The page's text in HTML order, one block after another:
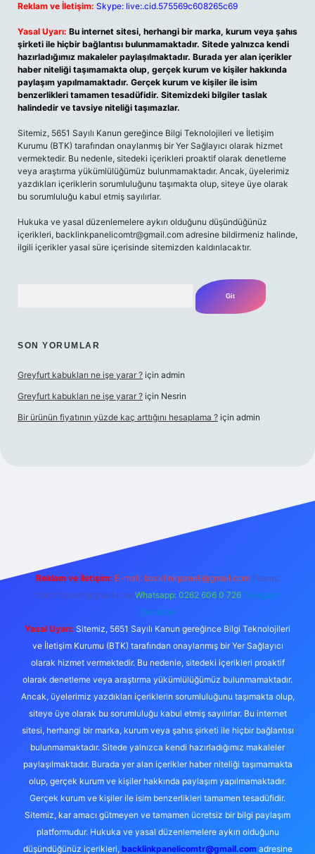
Reklam ve İletişim: Skype: live:.cid.575569c608265c69
Yasal Uyarı: Bu internet sitesi, herhangi bir marka, kurum veya şahıs
şirketi ile hiçbir bağlantısı bulunmamaktadır. Sitede yalnızca kendi
hazırladığımız makaleler paylaşılmaktadır. Burada yer alan içerikler
haber niteliği taşımamakta olup, gerçek kurum ve kişiler hakkında
paylaşım yapılmamaktadır. Gerçek kurum ve kişiler ile isim
benzerlikleri tamamen tesadüfidir. Sitemizdeki bilgiler taslak
halindedir ve tavsiye niteliği taşımazlar.
Sitemiz, 5651 Sayılı Kanun gereğince Bilgi Teknolojileri ve İletişim
Kurumu (BTK) tarafından onaylanmış bir Yer Sağlayıcı olarak hizmet
vermektedir. Bu nedenle, sitedeki içerikleri proaktif olarak denetleme
veya araştırma yükümlülüğümüz bulunmamaktadır. Ancak, üyelerimiz
yazdıkları içeriklerin sorumluluğunu taşımakta olup, siteye üye olarak
bu sorumluluğu kabul etmiş sayılırlar.
Hukuka ve yasal düzenlemelere aykırı olduğunu düşündüğünüz
içerikleri, backlinkpanelicomtr@gmail.com adresine bildirmeniz halinde,
ilgili içerikler yasal süre içerisinde sitemizden kaldırılacaktır.
SON YORUMLAR
Greyfurt kabukları ne işe yarar ? için admin
Greyfurt kabukları ne işe yarar ? için Nesrin
Bir ürünün fiyatının yüzde kaç arttığını hesaplama ? için admin
betexper.xyzm
Reklam ve İletişim: E-mail: backlinkpaneli@gmail.com Teams:
forumhizmeti@gmail.com Whatsapp: 0262 606 0 726 Telegram:
@karabul
Yasal Uyarı: Sitemiz, 5651 Sayılı Kanun gereğince Bilgi Teknolojileri
ve İletişim Kurumu (BTK) tarafından onaylanmış bir Yer Sağlayıcı
olarak hizmet vermektedir. Bu nedenle, sitedeki içerikleri proaktif
olarak denetleme veya araştırma yükümlülüğümüz bulunmamaktadır.
Ancak, üyelerimiz yazdıkları içeriklerin sorumluluğunu taşımakta olup,
siteye üye olarak bu sorumluluğu kabul etmiş sayılırlar. Bu internet
sitesi, herhangi bir marka, kurum veya şahıs şirketi ile hiçbir bağlantısı
bulunmamaktadır. Sitede yalnızca kendi hazırladığımız makaleler
paylaşılmaktadır. Burada yer alan içerikler haber niteliği taşımamakta
olup, gerçek kurum ve kişiler hakkında paylaşım yapılmamaktadır.
Gerçek kurum ve kişiler ile isim benzerlikleri tamamen tesadüfidir.
Sitemiz, kar amacı gütmeyen ve tamamen ücretsiz bir bilgi paylaşım
platformudur. Hukuka ve yasal düzenlemelere aykırı olduğunu
düşündüğünüz içerikleri, backlinkpanelicomtr@gmail.comadresine